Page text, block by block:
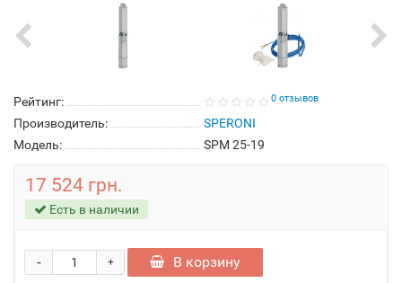
Рейтинг: 0 отзывов
Производитель:
SPERONI
Модель:
SPM 25-19
17 524 грн.
Есть в наличии
+
- В корзину